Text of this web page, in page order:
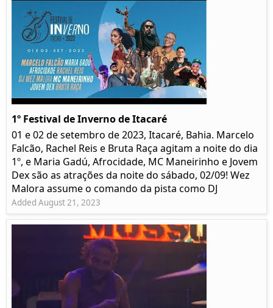
1º Festival de Inverno de Itacaré
01 e 02 de setembro de 2023, Itacaré, Bahia. Marcelo
Falcão, Rachel Reis e Bruta Raça agitam a noite do dia
1º, e Maria Gadú, Afrocidade, MC Maneirinho e Jovem
Dex são as atrações da noite do sábado, 02/09! Wez
Malora assume o comando da pista como DJ
Added August 21, 2023